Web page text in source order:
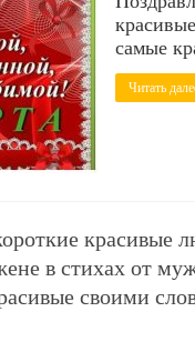
самые
Читать
в стихах от
своими